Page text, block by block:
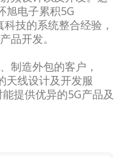
旭电子累积5G
技的系统整合经验，
品开发。
制造外包的客户，
天线设计及开发服
提供优异的5G产品及